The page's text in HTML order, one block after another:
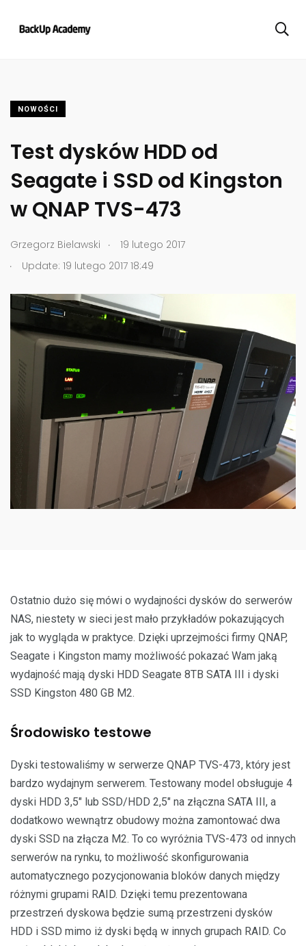
NOWOŚCI
Test dysków HDD od
Seagate i SSD od Kingston
w QNAP TVS-473
Grzegorz Bielawski .
19 lutego 2017
.
Update: 19 lutego 2017 18:49
Ostatnio dużo się mówi o wydajności dysków do serwerów
NAS, niestety w sieci jest mało przykładów pokazujących
jak to wygląda w praktyce. Dzięki uprzejmości firmy QNAP,
Seagate i Kingston mamy możliwość pokazać Wam jaką
wydajność mają dyski HDD Seagate 8TB SATA III i dyski
SSD Kingston 480 GB M2.
Środowisko testowe
Dyski testowaliśmy w serwerze QNAP TVS-473, który jest
bardzo wydajnym serwerem. Testowany model obsługuje 4
dyski HDD 3,5″ lub SSD/HDD 2,5″ na złączna SATA III, a
dodatkowo wewnątrz obudowy można zamontować dwa
dyski SSD na złącza M2. To co wyróżnia TVS-473 od innych
serwerów na rynku, to możliwość skonfigurowania
automatycznego pozycjonowania bloków danych między
różnymi grupami RAID. Dzięki temu prezentowana
przestrzeń dyskowa będzie sumą przestrzeni dysków
HDD i SSD mimo iż dyski będą w innych grupach RAID. Co